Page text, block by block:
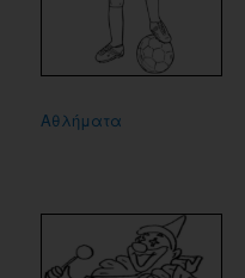
Αθλήματα